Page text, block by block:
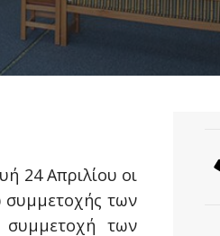
24 Απριλίου οι
συμμετοχής των
συμμετοχή των